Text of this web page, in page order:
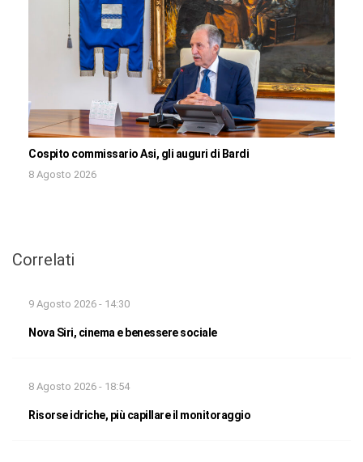
Cospito commissario Asi, gli auguri di Bardi
8 Agosto 2026
Correlati
9 Agosto 2026 - 14:30
Nova Siri, cinema e benessere sociale
8 Agosto 2026 - 18:54
Risorse idriche, più capillare il monitoraggio